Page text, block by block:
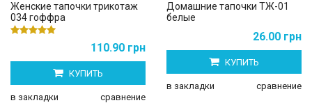
Женские тапочки трикотаж
034 гоффра
110.90 грн
КУПИТЬ
в закладки сравнение
Домашние тапочки ТЖ-01
белые
26.00 грн
КУПИТЬ
в закладки сравнение